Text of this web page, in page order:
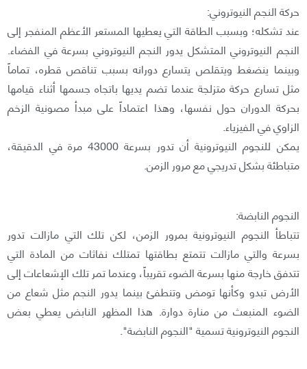
حركة النجم النيوتروني:
عند تشكله؛ وبسبب الطاقة التي يعطيها المستعر الأعظم المنفجر إلى
النجم النيوتروني المتشكل يدور النجم النيوتروني بسرعة في الفضاء.
وبينما ينضغط ويتقلص يتسارع دورانه بسبب تناقص قطره، تماماً
مثل تسارع حركة متزلجة عندما تضم يديها باتجاه جسمها أثناء قيامها
بحركة الدوران حول نفسها، وهذا اعتماداً على مبدأ مصونية الزخم
الزاوي في الفيزياء.
يمكن للنجوم النيوترونية أن تدور بسرعة 43000 مرة في الدقيقة،
متباطئة بشكل تدريجي مع مرور الزمن.
النجوم النابضة:
تتباطأ النجوم النيوترونية بمرور الزمن، لكن تلك التي مازالت تدور
بسرعة والتي مازالت تتمتع بطاقتها تمتلك نفاثات من المادة التي
تتدفق خارجة منها بسرعة الضوء تقريباً، وعندما تمر تلك الإشعاعات إلى
الأرض تبدو وكأنها تومض وتنطفئ بينما يدور النجم مثل شعاع من
الضوء المنبعث من منارة دوارة. هذا المظهر النابض يعطي بعض
النجوم النيوترونية تسمية "النجوم النابضة".